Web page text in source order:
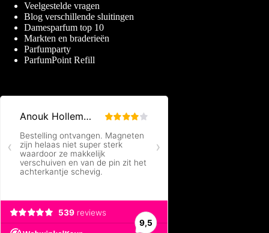
Veelgestelde vragen
Blog verschillende sluitingen
Damesparfum top 10
Markten en braderieën
Parfumparty
ParfumPoint Refill